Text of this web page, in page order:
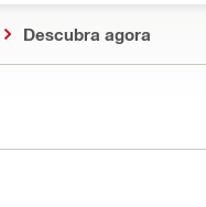
Descubra agora